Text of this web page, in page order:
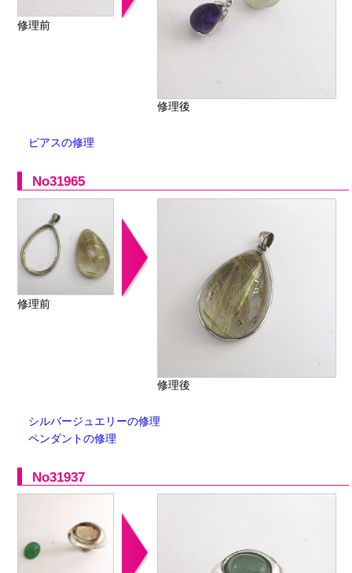
修理前
修理後
ピアスの修理
No31965
修理前
修理後
シルバージュエリーの修理
ペンダントの修理
No31937